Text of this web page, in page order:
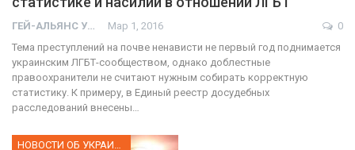
ГЕЙ-АЛЬЯНС УКРАИНА Мар 1, 2016
0
Тема преступлений на почве ненависти не первый год поднимается
украинским ЛГБТ-сообществом, однако доблестные
правоохранители не считают нужным собирать корректную
статистику. К примеру, в Единый реестр досудебных
расследований внесены…